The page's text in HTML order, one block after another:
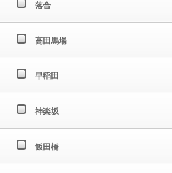
落合
高田馬場
早稲田
神楽坂
飯田橋